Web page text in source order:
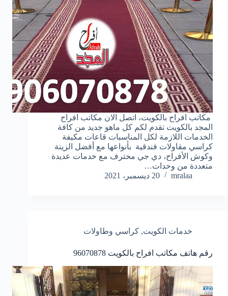
مكاتب افراح بالكويت، اتصل الان مكاتب افراح
المجد بالكويت تقدم لكم كل ماهو جديد من كافة
الخدمات اللازمة لكل المناسبات قاعات مكيفة
كراسي مقاولات فندقية بأنواعها مع أفضل الزينة
وكوش الأفراح، دي جي محترف مع خدمات عديدة
متعددة من وحدات…
mralaa
20 ديسمبر، 2021
خدمات الكويت, كراسي وطاولات
رقم هاتف مكاتب افراح بالكويت 96070878